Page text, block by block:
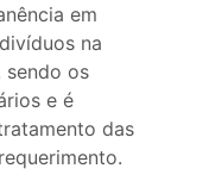
em
na
sendo os
e é
das